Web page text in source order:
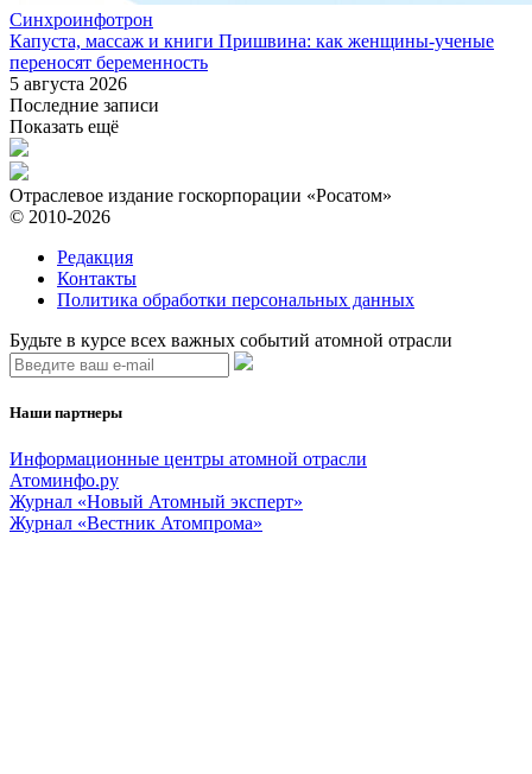
Синхроинфотрон
Капуста, массаж и книги Пришвина: как женщины-ученые
переносят беременность
5 августа 2026
Последние записи
Показать ещё
Отраслевое издание госкорпорации «Росатом»
© 2010-2026
Редакция
Контакты
Политика обработки персональных данных
Будьте в курсе всех важных событий атомной отрасли
Наши партнеры
Информационные центры атомной отрасли
Атоминфо.ру
Журнал «Новый Атомный эксперт»
Журнал «Вестник Атомпрома»